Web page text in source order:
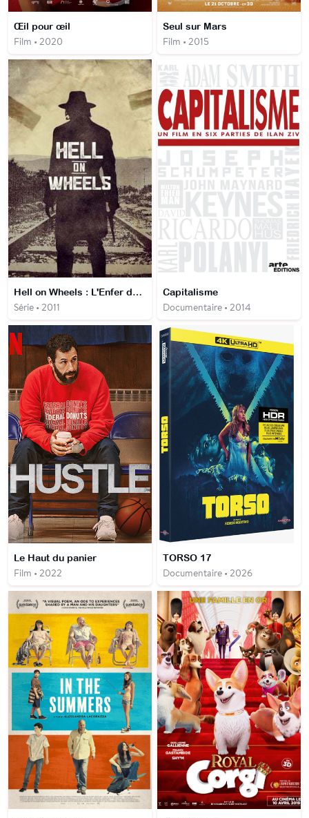
Œil pour œil
Film • 2020
Seul sur Mars
Film • 2015
Hell on Wheels : L'Enfer de l'Ouest
Série • 2011
Capitalisme
Documentaire • 2014
Le Haut du panier
Film • 2022
TORSO 17
Documentaire • 2026